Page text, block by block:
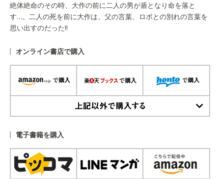
絶体絶命のその時、大作の前に二人の男が盾となり命を落と
す…。二人の死を前に大作は、父の言葉、ロボとの別れの言葉を
思い出すのだった!!
オンライン書店で購入
電子書籍を購入